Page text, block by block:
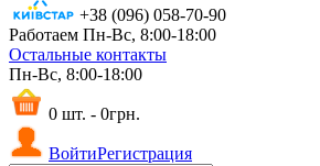
+38 (096) 058-70-90
Работаем Пн-Вс, 8:00-18:00
Остальные контакты
Пн-Вс, 8:00-18:00
0 шт. - 0грн.
ВойтиРегистрация